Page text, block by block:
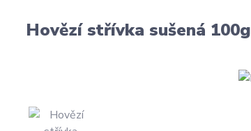
Hovězí střívka sušená 100g